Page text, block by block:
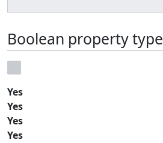
Boolean property type
Yes
Yes
Yes
Yes